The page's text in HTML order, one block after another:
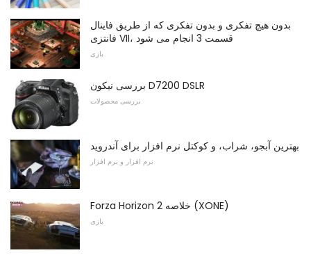
بدون هیچ تفکری و بدون تفکری که از طریق فاینال
فانتزی VII، قسمت 3 انجام می شود
بازی
بررسی نیکون D7200 DSLR
بررسی محصولات
بهترین آبجو، شراب، و کوکتل نرم افزار برای آندروید
نرم افزار و نرم افزار
Forza Horizon 2 خلاصه (XONE)
بازی